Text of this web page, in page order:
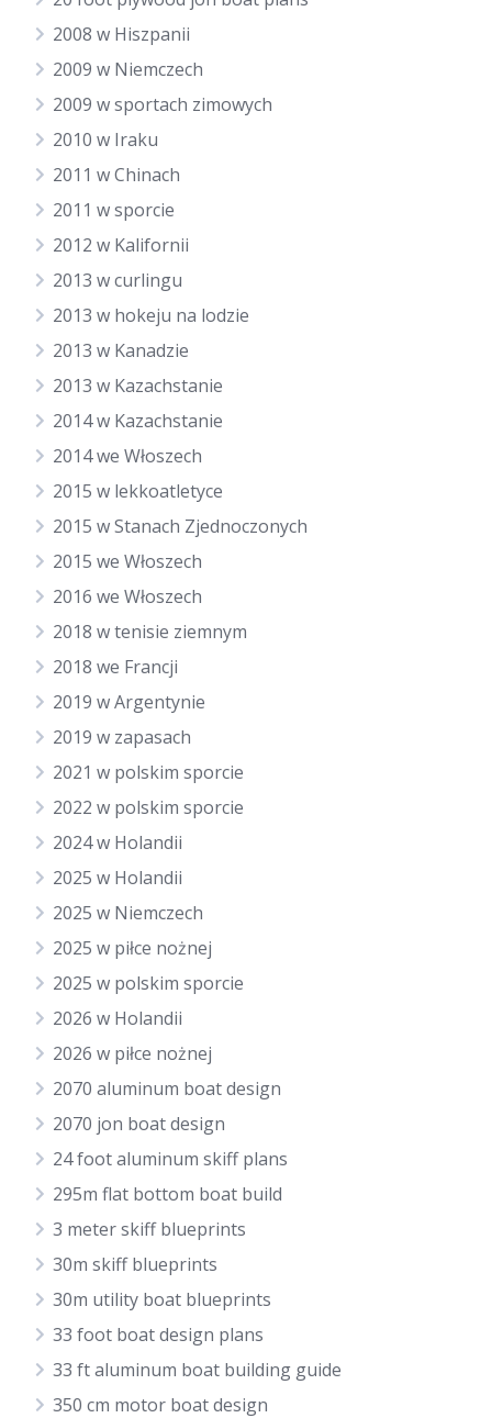
2008 w Hiszpanii
2009 w Niemczech
2009 w sportach zimowych
2010 w Iraku
2011 w Chinach
2011 w sporcie
2012 w Kalifornii
2013 w curlingu
2013 w hokeju na lodzie
2013 w Kanadzie
2013 w Kazachstanie
2014 w Kazachstanie
2014 we Włoszech
2015 w lekkoatletyce
2015 w Stanach Zjednoczonych
2015 we Włoszech
2016 we Włoszech
2018 w tenisie ziemnym
2018 we Francji
2019 w Argentynie
2019 w zapasach
2021 w polskim sporcie
2022 w polskim sporcie
2024 w Holandii
2025 w Holandii
2025 w Niemczech
2025 w piłce nożnej
2025 w polskim sporcie
2026 w Holandii
2026 w piłce nożnej
2070 aluminum boat design
2070 jon boat design
24 foot aluminum skiff plans
295m flat bottom boat build
3 meter skiff blueprints
30m skiff blueprints
30m utility boat blueprints
33 foot boat design plans
33 ft aluminum boat building guide
350 cm motor boat design